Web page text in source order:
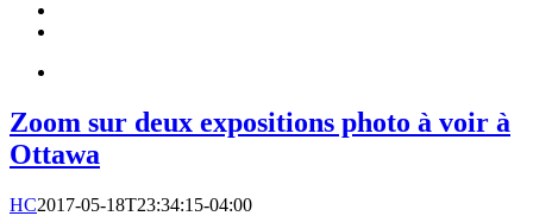
Zoom sur deux expositions photo à voir à
Ottawa
HC2017-05-18T23:34:15-04:00